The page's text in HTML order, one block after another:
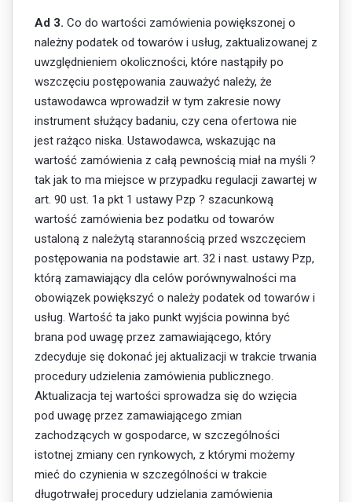
Ad 3. Co do wartości zamówienia powiększonej o
należny podatek od towarów i usług, zaktualizowanej z
uwzględnieniem okoliczności, które nastąpiły po
wszczęciu postępowania zauważyć należy, że
ustawodawca wprowadził w tym zakresie nowy
instrument służący badaniu, czy cena ofertowa nie
jest rażąco niska. Ustawodawca, wskazując na
wartość zamówienia z całą pewnością miał na myśli ?
tak jak to ma miejsce w przypadku regulacji zawartej w
art. 90 ust. 1a pkt 1 ustawy Pzp ? szacunkową
wartość zamówienia bez podatku od towarów
ustaloną z należytą starannością przed wszczęciem
postępowania na podstawie art. 32 i nast. ustawy Pzp,
którą zamawiający dla celów porównywalności ma
obowiązek powiększyć o należy podatek od towarów i
usług. Wartość ta jako punkt wyjścia powinna być
brana pod uwagę przez zamawiającego, który
zdecyduje się dokonać jej aktualizacji w trakcie trwania
procedury udzielenia zamówienia publicznego.
Aktualizacja tej wartości sprowadza się do wzięcia
pod uwagę przez zamawiającego zmian
zachodzących w gospodarce, w szczególności
istotnej zmiany cen rynkowych, z którymi możemy
mieć do czynienia w szczególności w trakcie
długotrwałej procedury udzielania zamówienia